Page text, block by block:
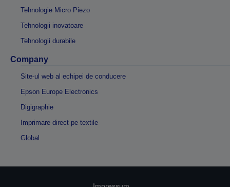
Tehnologie Micro Piezo
Tehnologii inovatoare
Tehnologii durabile
Company
Site-ul web al echipei de conducere
Epson Europe Electronics
Digigraphie
Imprimare direct pe textile
Global